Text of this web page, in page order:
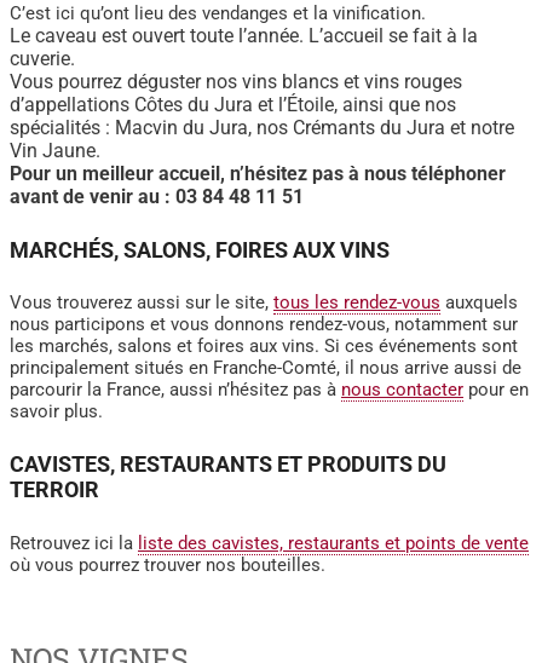
C’est ici qu’ont lieu des vendanges et la vinification.
Le caveau est ouvert toute l’année. L’accueil se fait à la
cuverie.
Vous pourrez déguster nos vins blancs et vins rouges
d’appellations Côtes du Jura et l’Étoile, ainsi que nos
spécialités : Macvin du Jura, nos Crémants du Jura et notre
Vin Jaune.
Pour un meilleur accueil, n’hésitez pas à nous téléphoner
avant de venir au : 03 84 48 11 51
MARCHÉS, SALONS, FOIRES AUX VINS
Vous trouverez aussi sur le site, tous les rendez-vous auxquels
nous participons et vous donnons rendez-vous, notamment sur
les marchés, salons et foires aux vins. Si ces événements sont
principalement situés en Franche-Comté, il nous arrive aussi de
parcourir la France, aussi n’hésitez pas à nous contacter pour en
savoir plus.
CAVISTES, RESTAURANTS ET PRODUITS DU
TERROIR
Retrouvez ici la liste des cavistes, restaurants et points de vente
où vous pourrez trouver nos bouteilles.